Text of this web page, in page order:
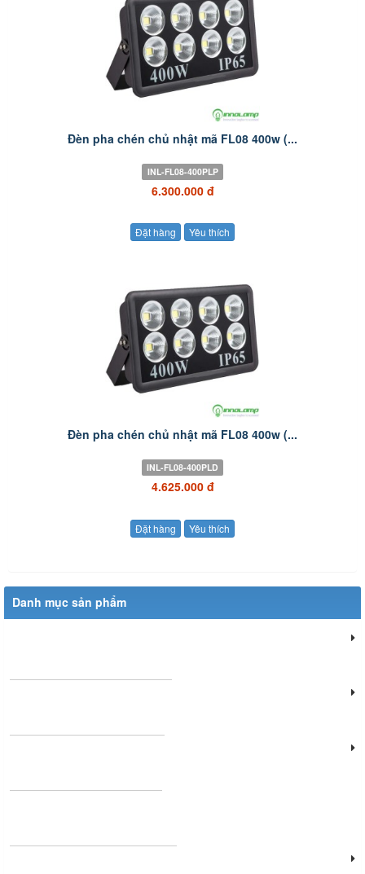
Đèn pha chén chủ nhật mã FL08 400w (...
INL-FL08-400PLP
6.300.000 đ
Đặt hàng Yêu thích
Đèn pha chén chủ nhật mã FL08 400w (...
INL-FL08-400PLD
4.625.000 đ
Đặt hàng Yêu thích
Danh mục sản phẩm